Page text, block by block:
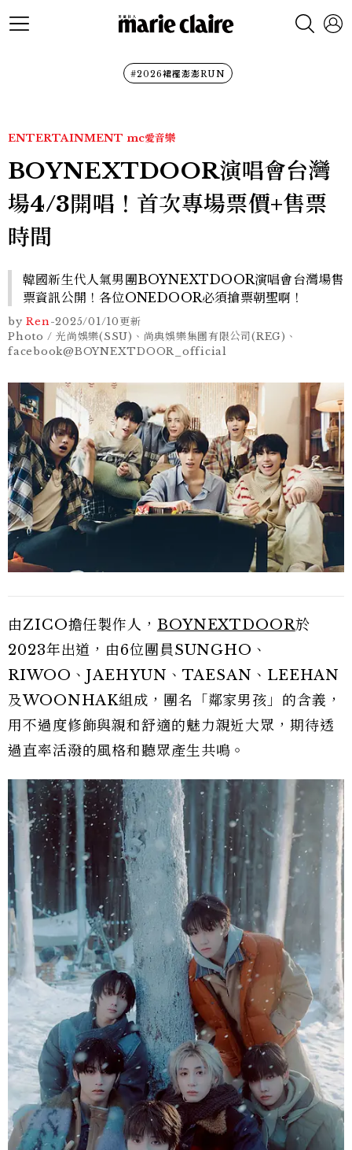
#2026裙襬澎澎RUN
ENTERTAINMENT mc愛音樂
BOYNEXTDOOR演唱會台灣
場4/3開唱！首次專場票價+售票
時間
韓國新生代人氣男團BOYNEXTDOOR演唱會台灣場售
票資訊公開！各位ONEDOOR必須搶票朝聖啊！
by Ren-2025/01/10更新
Photo / 光尚娛樂(SSU)、尚典娛樂集團有限公司(REG)、
facebook@BOYNEXTDOOR_official
由ZICO擔任製作人， BOYNEXTDOOR於
2023年出道，由6位團員SUNGHO、
RIWOO、JAEHYUN、TAESAN、LEEHAN
及WOONHAK組成，團名「鄰家男孩」的含義，
用不過度修飾與親和舒適的魅力親近大眾，期待透
過直率活潑的風格和聽眾產生共鳴。